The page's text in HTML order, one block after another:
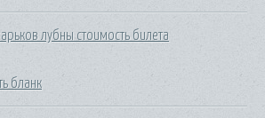
лубны стоимость билета
бланк